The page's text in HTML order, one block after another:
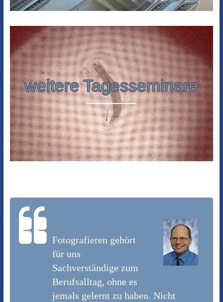
weitere Tagesseminare
Fotografieren gehört
für uns
Sachverständige zum
Berufsalltag, ohne es
jemals gelernt zu haben. Nicht